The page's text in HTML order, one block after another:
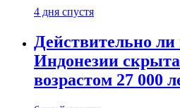
4 дня спустя
Действительно
Индонезии
возрастом 27 000